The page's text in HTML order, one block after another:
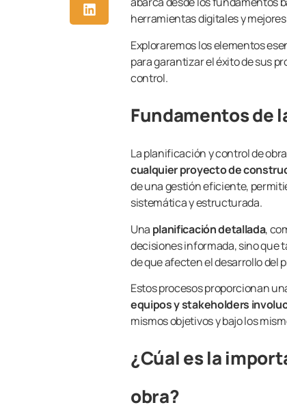
herramientas digitales y
Exploraremos los elementos
para garantizar el éxito de sus
control.
Fundamentos de
La planificación y control de
cualquier proyecto de
de una gestión eficiente,
sistemática y estructurada.
Una planificación detallada,
decisiones informada, sino que
de que afecten el desarrollo del
Estos procesos proporcionan
equipos y stakeholders
mismos objetivos y bajo los
¿Cúal es la
obra?